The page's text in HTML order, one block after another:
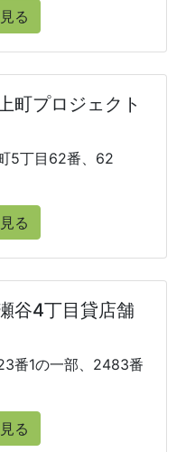
る
町プロジェクト
5丁目62番、62
る
谷4丁目貸店舗
番1の一部、2483番
る